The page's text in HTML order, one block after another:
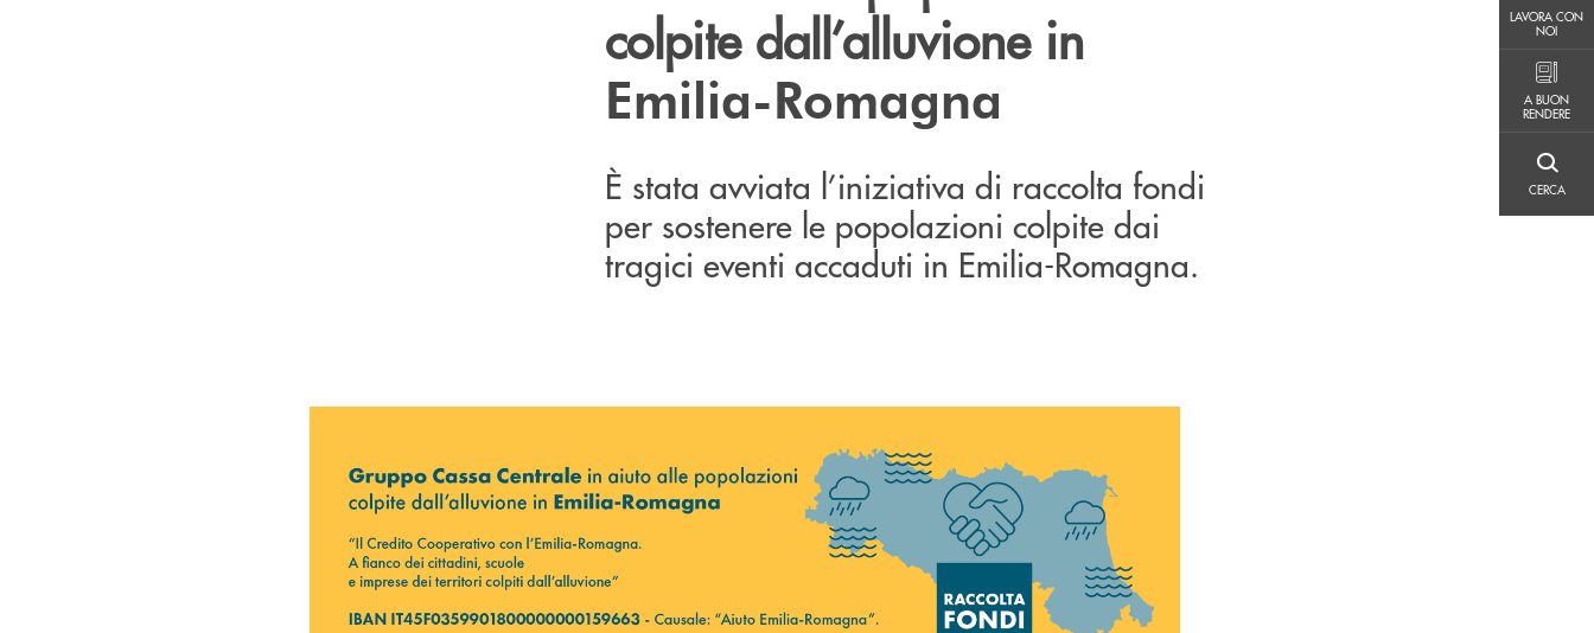
LAVORA CON
NOI
A BUON
RENDERE
CERCA
colpite dall’alluvione in
Emilia-Romagna
È stata avviata l’iniziativa di raccolta fondi
per sostenere le popolazioni colpite dai
tragici eventi accaduti in Emilia-Romagna.